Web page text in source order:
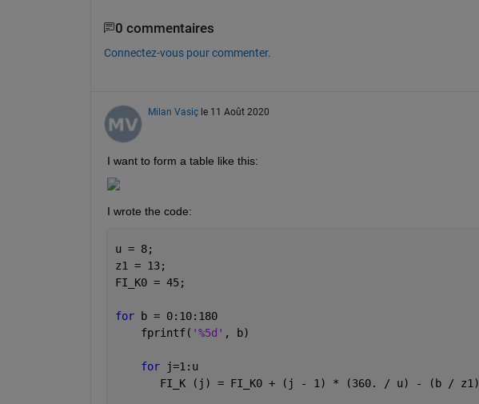
0 commentaires
Connectez-vous pour commenter.
Milan Vasiç le 11 Août 2020
I want to form a table like this:
I wrote the code:
u = 8;
z1 = 13;
FI_K0 = 45;
for
b = 0:10:180
    fprintf(
'%5d' , b)
for
j=1:u
       FI_K (j) = FI_K0 + (j - 1) * (360. / u) - (b / z1)